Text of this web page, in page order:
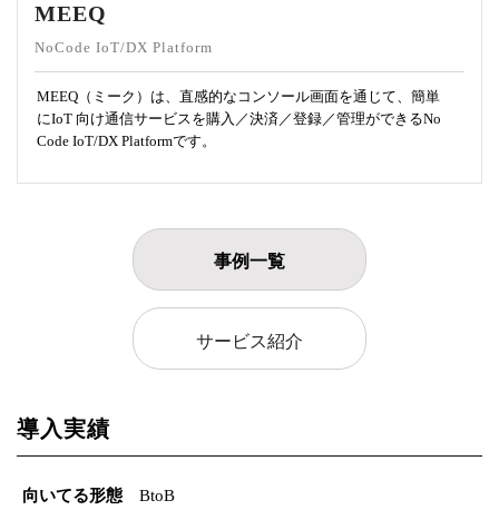
MEEQ
NoCode IoT/DX Platform
MEEQ（ミーク）は、直感的なコンソール画面を通じて、簡単
にIoT 向け通信サービスを購入／決済／登録／管理ができるNo
Code IoT/DX Platformです。
事例一覧
サービス紹介
導入実績
向いてる形態 BtoB